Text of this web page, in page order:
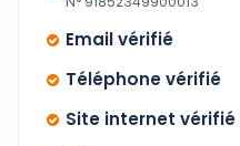
Email vérifié
Téléphone vérifié
Site internet vérifié